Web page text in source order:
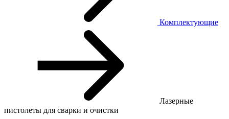
Комплектующие
Лазерные
пистолеты для сварки и очистки